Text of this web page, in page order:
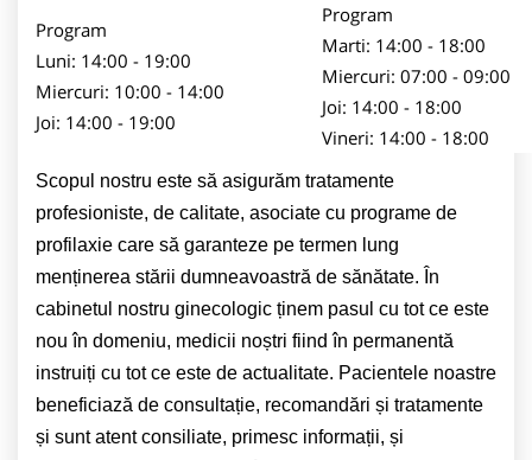
Program
Luni: 14:00 - 19:00
Miercuri: 10:00 - 14:00
Joi: 14:00 - 19:00
Program
Marti: 14:00 - 18:00
Miercuri: 07:00 - 09:00
Joi: 14:00 - 18:00
Vineri: 14:00 - 18:00
Scopul nostru este să asigurăm tratamente
profesioniste, de calitate, asociate cu programe de
profilaxie care să garanteze pe termen lung
menținerea stării dumneavoastră de sănătate. În
cabinetul nostru ginecologic ținem pasul cu tot ce este
nou în domeniu, medicii noștri fiind în permanentă
instruiți cu tot ce este de actualitate. Pacientele noastre
beneficiază de consultație, recomandări și tratamente
și sunt atent consiliate, primesc informații, și